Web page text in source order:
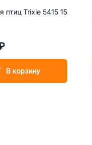
птиц Trixie 5415 15
В корзину